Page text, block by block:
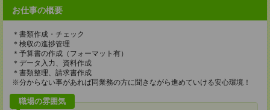
お仕事の概要
＊書類作成・チェック
＊検収の進捗管理
＊予算書の作成（フォーマット有）
＊データ入力、資料作成
＊書類整理、請求書作成
※分からない事があれば同業務の方に聞きながら進めていける安心環境！
職場の雰囲気